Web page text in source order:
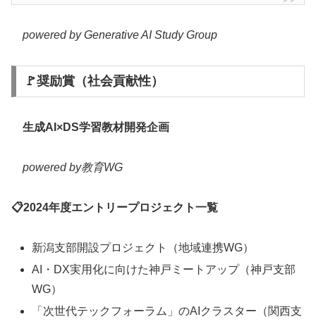
powered by Generative AI Study Group
🚩奨励賞（社会貢献性）
生成AI×DS学習教材開発企画
powered by教育WG
📋2024年度エントリープロジェクト一覧
新潟支部開設プロジェクト（地域連携WG）
AI・DX実用化に向けた神戸ミートアップ（神戸支部
WG）
「次世代テックフォーラム」のAIクラスター（関西支